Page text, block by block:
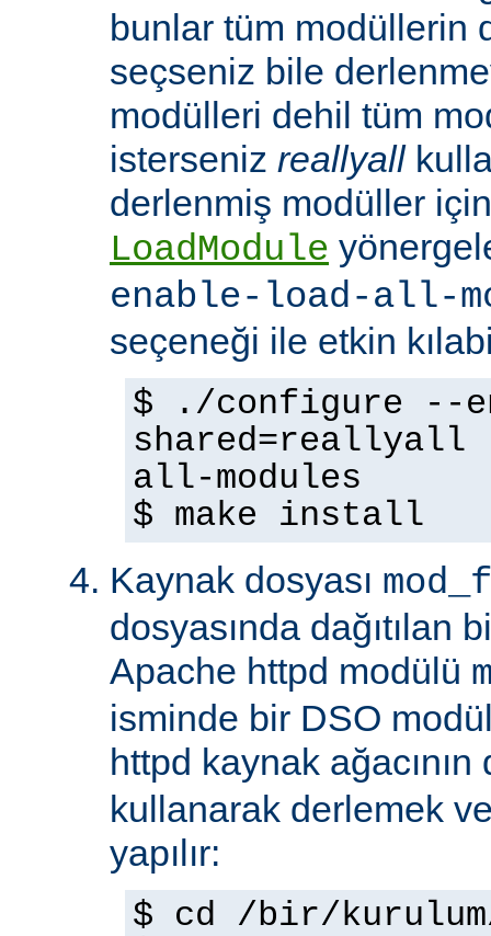
bunlar tüm modüllerin
seçseniz bile
modülleri dehil tüm
isterseniz reallyall
derlenmiş modüller
LoadModule
enable-load-all-
seçeneği ile etkin
$ ./configure --
shared=reallyall
all-modules
$ make install
Kaynak dosyası
dosyasında dağıtılan
Apache httpd modülü
isminde bir DSO
httpd kaynak ağacının
kullanarak derlemek
yapılır:
$ cd /bir/